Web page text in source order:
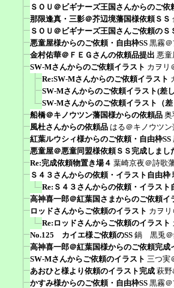
ＳＯＵ＠ビギナーズ王国さんからのご依
那限逢真・三影＠芥辺境藩国様依頼ＳＳ
ＳＯＵ＠ビギナーズ王国さんご依頼のＳ
悪童屋様からのご依頼・自由枠SS 黒霧
金村佑華＠ＦＥＧさんの依頼品提出 悪
SW-Mさんからのご依頼イラスト カヲリ
Re:SW-Mさんからのご依頼イラスト
SW-Mさんからのご依頼イラスト(差
SW-Mさんからのご依頼イラスト（差
船橋＠キノウツン藩国様からの依頼品 奥
風杜さんからの依頼品 はる＠キノウツン
紅葉ルウシィ様からのご依頼・自由枠SS
悪童屋＠悪童同盟様依頼ＳＳ完成しまし
Re:完成依頼物置き場４ 葉崎京夜＠詩歌
Ｓ４３さんからの依頼・イラスト自由枠
Re:Ｓ４３さんからの依頼・イラスト
高神喜一郎＠紅葉国さまからのご依頼イ
ロッドさんからご依頼のイラスト カヲリ
Re:ロッドさんからご依頼のイラスト
No.125 カイエ様ご依頼のSS 鍋 黒兎＠
高神喜一郎＠紅葉国様からのご依頼完成
SW-Mさんからご依頼のイラスト 三つ実
あおひと様より依頼のイラスト完成 萩野
かすみ様からのご依頼・自由枠SS 黒霧